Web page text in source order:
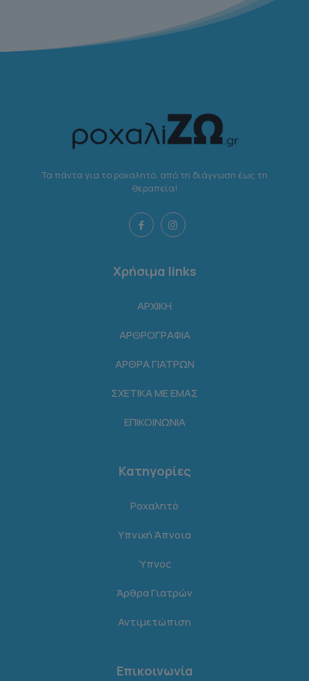
Τα πάντα για το ροχαλητό, από τη διάγνωση έως τη
θεραπεία!
Χρήσιμα links
ΑΡΧΙΚΗ
ΑΡΘΡΟΓΡΑΦΙΑ
ΑΡΘΡΑ ΓΙΑΤΡΩΝ
ΣΧΕΤΙΚΑ ΜΕ ΕΜΑΣ
ΕΠΙΚΟΙΝΩΝΙΑ
Κατηγορίες
Ροχαλητό
Υπνική Άπνοια
Ύπνος
Άρθρα Γιατρών
Αντιμετώπιση
Επικοινωνία